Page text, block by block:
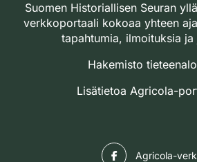
Suomen Historiallisen Seuran
verkkoportaali kokoaa yhteen
tapahtumia, ilmoituksia ja
Hakemisto
Lisätietoa Agricola-
Agricola-